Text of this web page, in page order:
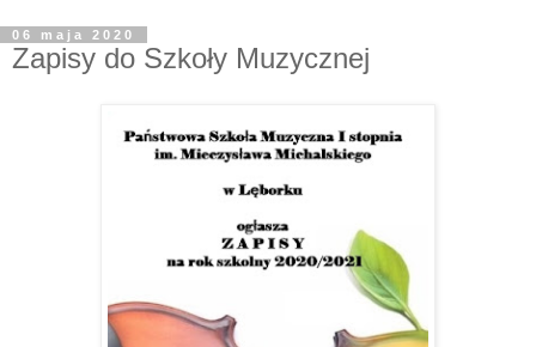
06 maja 2020
Zapisy do Szkoły Muzycznej